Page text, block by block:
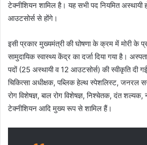
टेक्नीशियन शामिल है। यह सभी पद नियमित
आउटसोर्स से होंगे।
इसी प्रकार मुख्यमंत्री की घोषणा के क्रम में मोरी के
सामुदायिक स्वास्थ्य केंद्र का दर्जा दिया गया है।
पदों (25 अस्थायी व 12 आउटसोर्स) की स्वीकृति दी
चिकित्सा अधीक्षक, पब्लिक हेल्थ स्पेशलिस्ट, जनरल
रोग विशेषज्ञ, बाल रोग विशेषज्ञ, निश्चेतक, दंत शल्यक,
टेक्नीशियन आदि मुख्य रूप से शामिल हैं।